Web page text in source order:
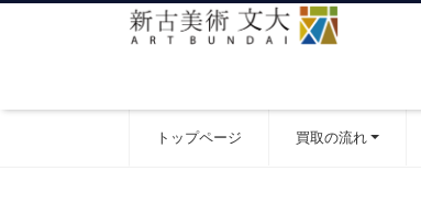
トップページ 買取の流れ